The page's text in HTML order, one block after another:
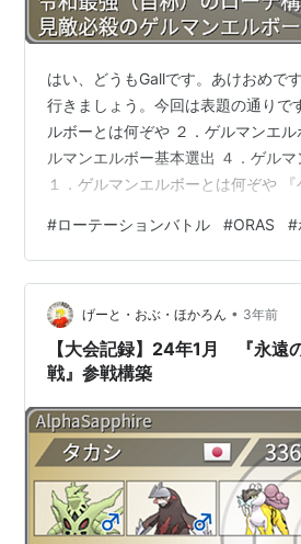
はい、どうもGallです。あけおめで
行きましょう。今回は表題の通りで
ルボーとは何ぞや ２．ゲルマンエ
ルマンエルボー基本選出 ４．ゲル
１．ゲルマンエルボーとは何ぞや
ンバトル用のパーティ構築の名称で
（ゲル） ・マンムー （マン） ・エ
ボーマンダ （ボー） ※何でブルン
だ、とか言ってはいけない。 重要な
る。 ２．ゲルマンエルボー構成要
ティの要…
#ローテーションバトル #ORAS #
げーと・おぶ・ほかろん • 3年前
【大会記録】24年1月 『永遠
戦』参戦構築